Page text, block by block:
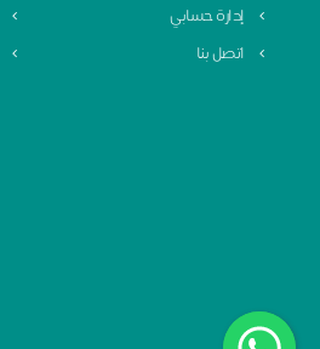
إدارة حسابي
اتصل بنا